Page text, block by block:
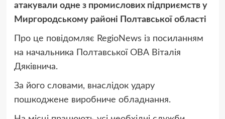
атакували одне з промислових підприємств у
Миргородському районі Полтавської області
Про це повідомляє RegioNews із посиланням
на начальника Полтавської ОВА Віталія
Дяківнича.
За його словами, внаслідок удару
пошкоджене виробниче обладнання.